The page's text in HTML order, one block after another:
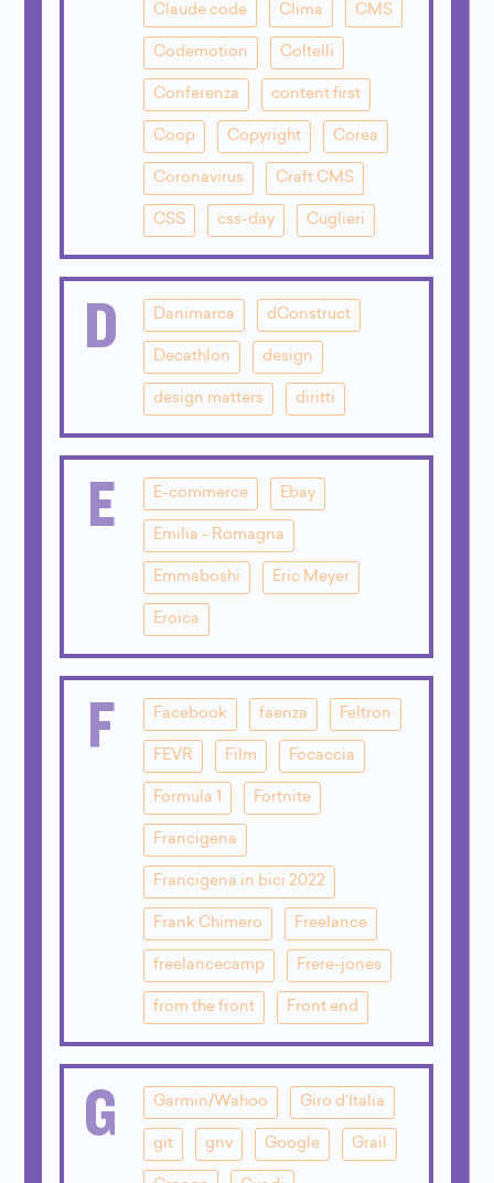
Claude code Clima CMS
Codemotion Coltelli
Conferenza content first
Coop Copyright Corea
Coronavirus Craft CMS
CSS css-day Cuglieri
D Danimarca dConstruct
Decathlon design
design matters diritti
E E-commerce Ebay
Emilia - Romagna
Emmaboshi Eric Meyer
Eroica
F Facebook faenza Feltron
FEVR Film Focaccia
Formula 1 Fortnite
Francigena
Francigena in bici 2022
Frank Chimero Freelance
freelancecamp Frere-jones
from the front Front end
G Garmin/Wahoo Giro d'Italia
git gnv Google Grail